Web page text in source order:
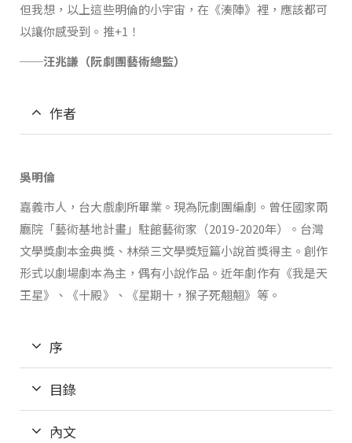
但我想，以上這些明倫的小宇宙，在《湊陣》裡，應該都可
以讓你感受到。推+1！
──汪兆謙（阮劇團藝術總監）
作者
吳明倫
嘉義市人，台大戲劇所畢業。現為阮劇團編劇。曾任國家兩
廳院「藝術基地計畫」駐館藝術家（2019-2020年）。台灣
文學獎劇本金典獎、林榮三文學獎短篇小說首獎得主。創作
形式以劇場劇本為主，偶有小說作品。近年劇作有《我是天
王星》、《十殿》、《星期十，猴子死翹翹》等。
序
目錄
內文